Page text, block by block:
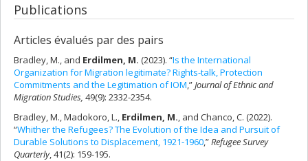
Publications
Articles évalués par des pairs
Bradley, M., and Erdilmen, M. (2023). “Is the International
Organization for Migration legitimate? Rights-talk, Protection
Commitments and the Legitimation of IOM ,” Journal of Ethnic and
Migration Studies, 49(9): 2332-2354.
Bradley, M., Madokoro, L., Erdilmen, M. , and Chanco, C. (2022).
“Whither the Refugees? The Evolution of the Idea and Pursuit of
Durable Solutions to Displacement, 1921-1960,”Refugee Survey
Quarterly, 41(2): 159-195.